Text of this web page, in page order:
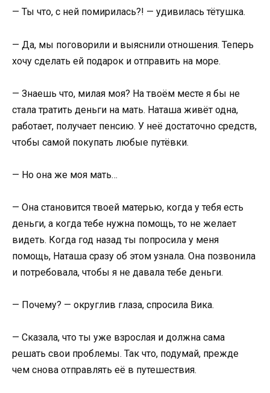
— Ты что, с ней помирилась?! — удивилась тётушка.
— Да, мы поговорили и выяснили отношения. Теперь
хочу сделать ей подарок и отправить на море.
— Знаешь что, милая моя? На твоём месте я бы не
стала тратить деньги на мать. Наташа живёт одна,
работает, получает пенсию. У неё достаточно средств,
чтобы самой покупать любые путёвки.
— Но она же моя мать…
— Она становится твоей матерью, когда у тебя есть
деньги, а когда тебе нужна помощь, то не желает
видеть. Когда год назад ты попросила у меня
помощь, Наташа сразу об этом узнала. Она позвонила
и потребовала, чтобы я не давала тебе деньги.
— Почему? — округлив глаза, спросила Вика.
— Сказала, что ты уже взрослая и должна сама
решать свои проблемы. Так что, подумай, прежде
чем снова отправлять её в путешествия.